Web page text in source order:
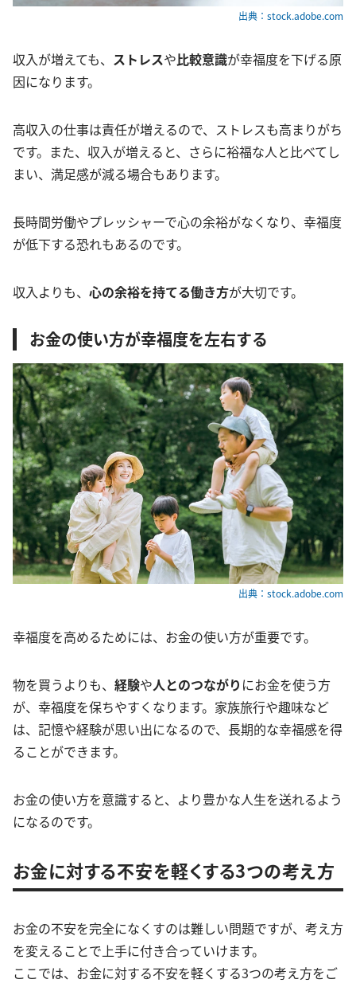
出典：stock.adobe.com
収入が増えても、 ストレスや比較意識が幸福度を下げる原
因になります。
高収入の仕事は責任が増えるので、ストレスも高まりがち
です。また、収入が増えると、さらに裕福な人と比べてし
まい、満足感が減る場合もあります。
長時間労働やプレッシャーで心の余裕がなくなり、幸福度
が低下する恐れもあるのです。
収入よりも、 心の余裕を持てる働き方が大切です。
お金の使い方が幸福度を左右する
出典：stock.adobe.com
幸福度を高めるためには、お金の使い方が重要です。
物を買うよりも、 経験や人とのつながり にお金を使う方
が、幸福度を保ちやすくなります。家族旅行や趣味など
は、記憶や経験が思い出になるので、長期的な幸福感を得
ることができます。
お金の使い方を意識すると、より豊かな人生を送れるよう
になるのです。
お金に対する不安を軽くする3つの考え方
お金の不安を完全になくすのは難しい問題ですが、考え方
を変えることで上手に付き合っていけます。
ここでは、お金に対する不安を軽くする3つの考え方をご